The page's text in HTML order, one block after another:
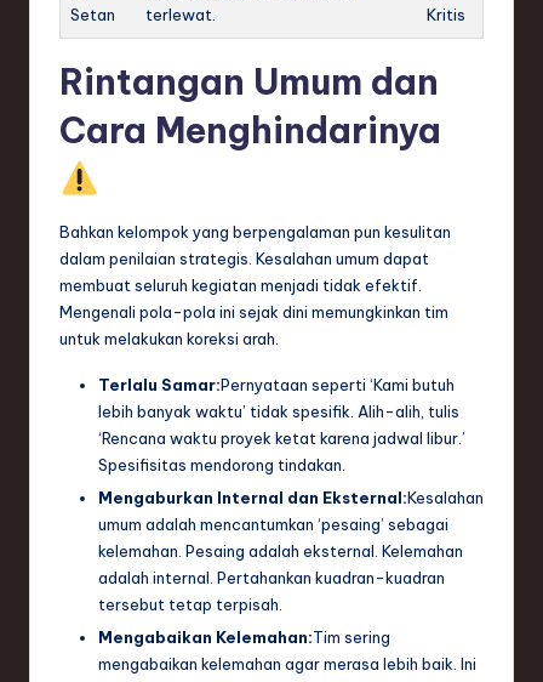
Setan
terlewat.
Kritis
Rintangan Umum dan
Cara Menghindarinya
Bahkan kelompok yang berpengalaman pun kesulitan
dalam penilaian strategis. Kesalahan umum dapat
membuat seluruh kegiatan menjadi tidak efektif.
Mengenali pola-pola ini sejak dini memungkinkan tim
untuk melakukan koreksi arah.
Terlalu Samar:Pernyataan seperti ‘Kami butuh
lebih banyak waktu’ tidak spesifik. Alih-alih, tulis
‘Rencana waktu proyek ketat karena jadwal libur.’
Spesifisitas mendorong tindakan.
Mengaburkan Internal dan Eksternal:Kesalahan
umum adalah mencantumkan ‘pesaing’ sebagai
kelemahan. Pesaing adalah eksternal. Kelemahan
adalah internal. Pertahankan kuadran-kuadran
tersebut tetap terpisah.
Mengabaikan Kelemahan:Tim sering
mengabaikan kelemahan agar merasa lebih baik. Ini